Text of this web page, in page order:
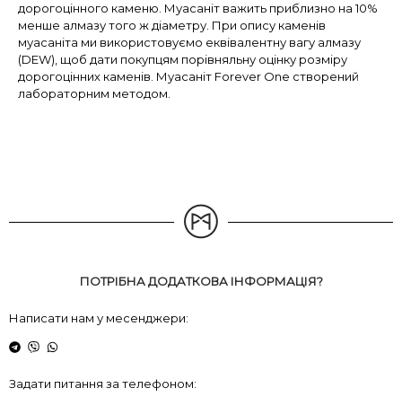
дорогоцінного каменю. Муасаніт важить приблизно на 10%
менше алмазу того ж діаметру. При опису каменів
муасаніта ми використовуємо еквівалентну вагу алмазу
(DEW), щоб дати покупцям порівняльну оцінку розміру
дорогоцінних каменів. Муасаніт Forever One створений
лабораторним методом.
ПОТРІБНА ДОДАТКОВА ІНФОРМАЦІЯ?
Написати нам у месенджери:
Задати питання за телефоном: